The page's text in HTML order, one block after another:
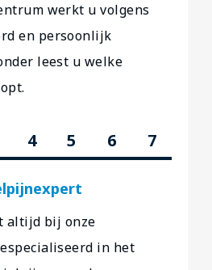
werkt u volgens
en persoonlijk
leest u welke
4 5 6 7
altijd bij onze
in het